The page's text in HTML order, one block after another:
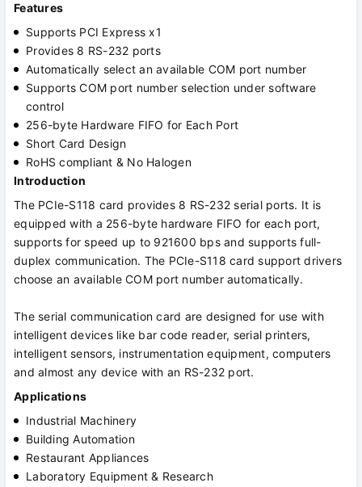
Features
Supports PCI Express x1
Provides 8 RS-232 ports
Automatically select an available COM port number
Supports COM port number selection under software
control
256-byte Hardware FIFO for Each Port
Short Card Design
RoHS compliant & No Halogen
Introduction
The PCIe-S118 card provides 8 RS-232 serial ports. It is
equipped with a 256-byte hardware FIFO for each port,
supports for speed up to 921600 bps and supports full-
duplex communication. The PCIe-S118 card support drivers
choose an available COM port number automatically.
The serial communication card are designed for use with
intelligent devices like bar code reader, serial printers,
intelligent sensors, instrumentation equipment, computers
and almost any device with an RS-232 port.
Applications
Industrial Machinery
Building Automation
Restaurant Appliances
Laboratory Equipment & Research